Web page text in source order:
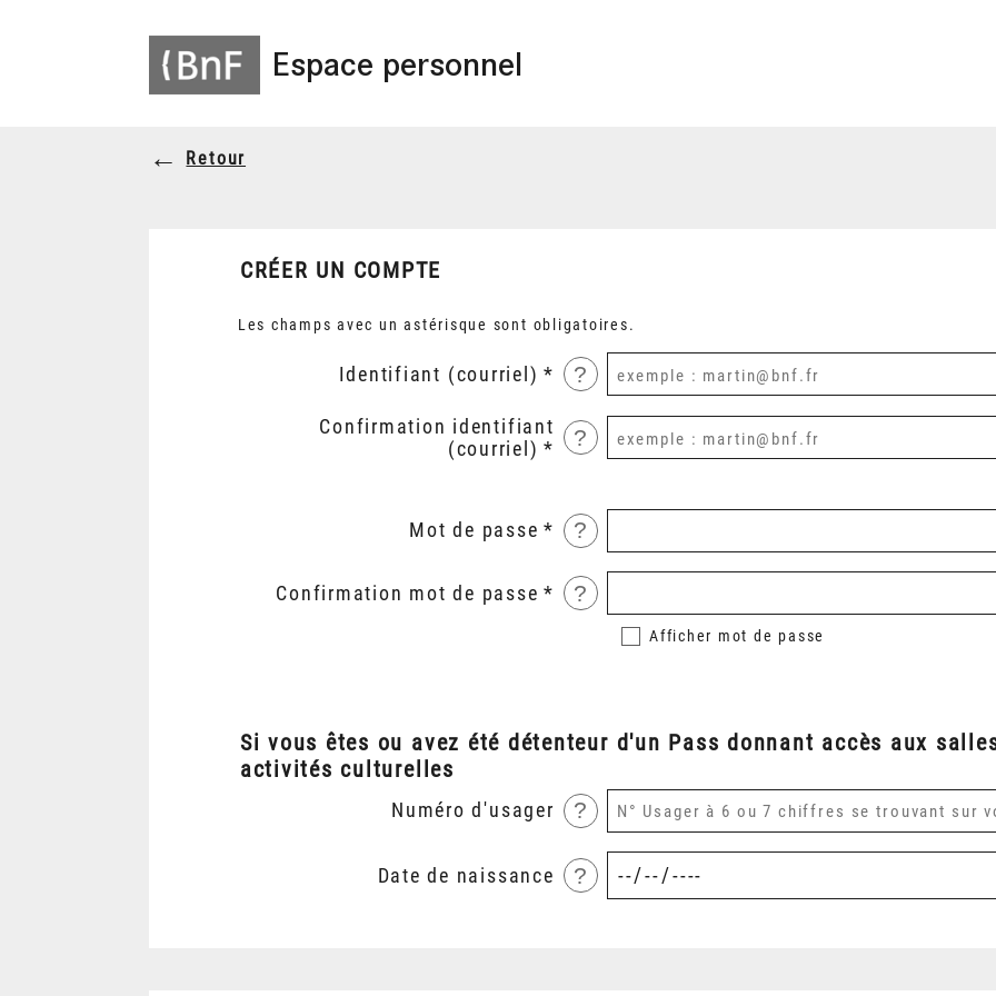
Espace personnel
Retour
CRÉER UN COMPTE
Les champs avec un astérisque sont obligatoires.
Identifiant (courriel) ?
Confirmation identifiant
(courriel)
?
Mot de passe ?
Confirmation mot de passe ?
Afficher mot de passe
Si vous êtes ou avez été détenteur d'un Pass donnant accès aux
activités culturelles
Numéro d'usager ?
Date de naissance ?